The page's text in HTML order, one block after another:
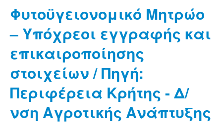
Φυτοϋγειονομικό Μητρώο
– Υπόχρεοι εγγραφής και
επικαιροποίησης
στοιχείων / Πηγή:
Περιφέρεια Κρήτης - Δ/
νση Αγροτικής Ανάπτυξης